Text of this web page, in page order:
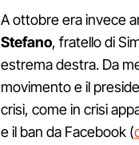
A ottobre era invece
Stefano, fratello di
estrema destra. Da
movimento e il
crisi, come in crisi
e il ban da Facebook (